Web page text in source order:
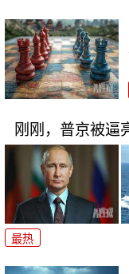
刚刚，普京被逼
最热